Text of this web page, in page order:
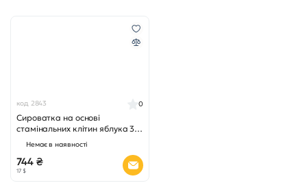
код 2843
Сироватка на основі
стамінальних клітин яблука 30
0
Немає в наявності
744 ₴
17 $